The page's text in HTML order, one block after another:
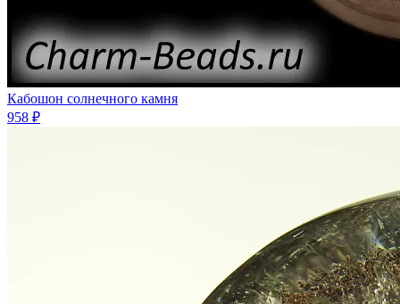
Кабошон солнечного камня
958 ₽